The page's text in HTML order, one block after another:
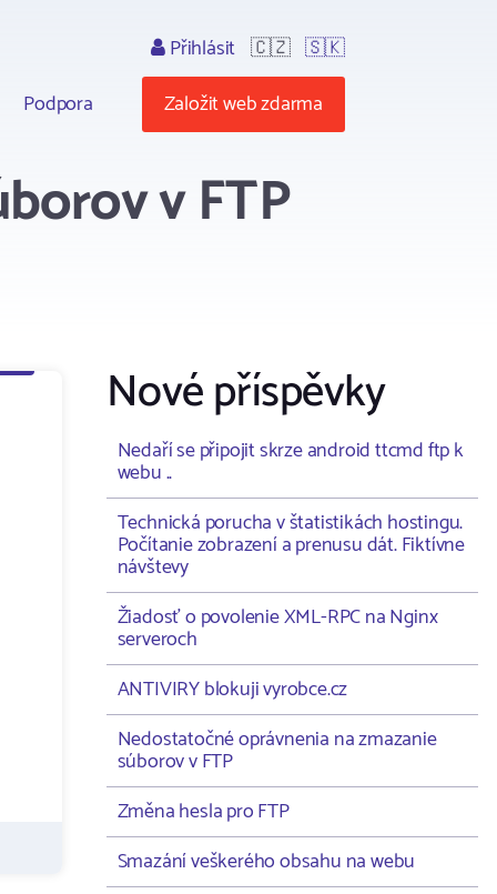
Podpora
Přihlásit 🇨🇿 🇸🇰
Založit web zdarma
v FTP
Nové příspěvky
Nedaří se připojit skrze android ttcmd ftp k
webu ..
Technická porucha v štatistikách hostingu.
Počítanie zobrazení a prenusu dát. Fiktívne
návštevy
Žiadosť o povolenie XML-RPC na Nginx
serveroch
ANTIVIRY blokuji vyrobce.cz
Nedostatočné oprávnenia na zmazanie
súborov v FTP
Změna hesla pro FTP
Smazání veškerého obsahu na webu